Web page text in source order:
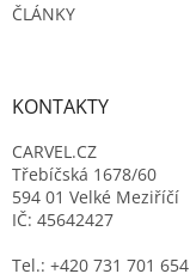
ČLÁNKY
KONTAKTY
CARVEL.CZ
Třebíčská 1678/60
594 01 Velké Meziříčí
IČ: 45642427
Tel.: +420 731 701 654